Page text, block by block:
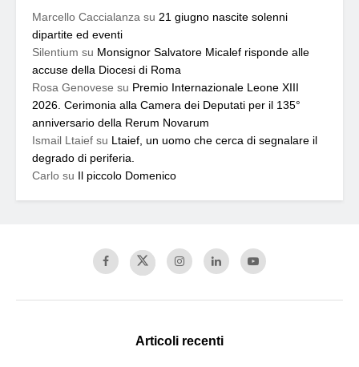
Marcello Caccialanza su 21 giugno nascite solenni
dipartite ed eventi
Silentium su Monsignor Salvatore Micalef risponde alle
accuse della Diocesi di Roma
Rosa Genovese su Premio Internazionale Leone XIII
2026. Cerimonia alla Camera dei Deputati per il 135°
anniversario della Rerum Novarum
Ismail Ltaief su Ltaief, un uomo che cerca di segnalare il
degrado di periferia.
Carlo su Il piccolo Domenico
Articoli recenti